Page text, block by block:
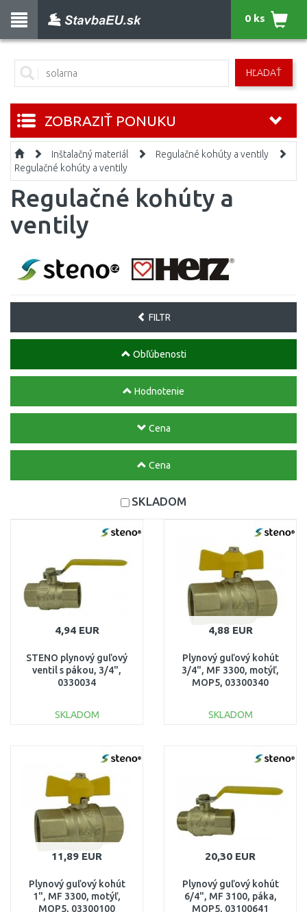
HĽADAŤ
0 ks
ZOBRAZIŤ PONUKU
Inštalačný materiál
Regulačné kohúty a ventily
Regulačné kohúty a ventily
Regulačné kohúty a
ventily
FILTR
Obľúbenosti
Hodnotenie
Cena
Cena
SKLADOM
4,94 EUR
STENO plynový guľový
ventil s pákou, 3/4",
0330034
SKLADOM
4,88 EUR
Plynový guľový kohút
3/4", MF 3300, motýľ,
MOP5, 03300340
SKLADOM
11,89 EUR
Plynový guľový kohút
1", MF 3300, motýľ,
MOP5, 03300100
20,30 EUR
Plynový guľový kohút
6/4", MF 3100, páka,
MOP5, 03100641